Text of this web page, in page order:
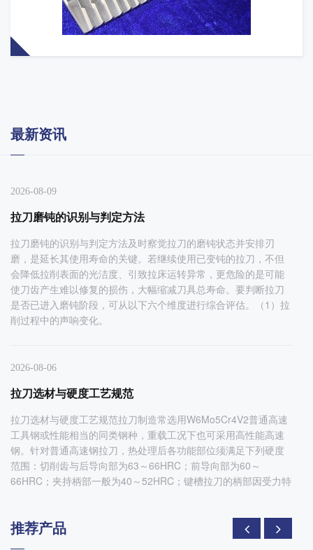
最新资讯
2026-08-09
拉刀磨钝的识别与判定方法
拉刀磨钝的识别与判定方法及时察觉拉刀的磨钝状态并安排刃
磨，是延长其使用寿命的关键。若继续使用已变钝的拉刀，不但
会降低拉削表面的光洁度、引致拉床运转异常，更危险的是可能
使刀齿产生难以修复的损伤，大幅缩减刀具总寿命。要判断拉刀
是否已进入磨钝阶段，可从以下六个维度进行综合评估。（1）拉
削过程中的声响变化。
2026-08-06
拉刀选材与硬度工艺规范
拉刀选材与硬度工艺规范拉刀制造常选用W6Mo5Cr4V2普通高速
工具钢或性能相当的同类钢种，重载工况下也可采用高性能高速
钢。针对普通高速钢拉刀，热处理后各功能部位须满足下列硬度
范围：切削齿与后导向部为63～66HRC；前导向部为60～
66HRC；夹持柄部一般为40～52HRC；键槽拉刀的柄部因受力特
推荐产品